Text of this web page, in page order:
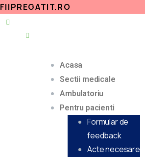
FIIPREGATIT.RO
Acasa
Sectii medicale
Ambulatoriu
Pentru pacienti
Formular de
feedback
Acte necesare